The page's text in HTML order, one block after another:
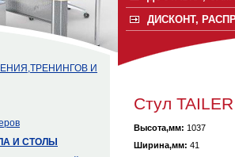
И
И СТОЛЫ
ДИСКОНТ,
Стул
Высота,мм: 1037
Ширина,мм: 41